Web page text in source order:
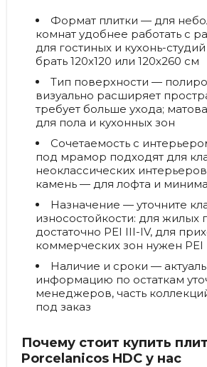
Формат плитки — для
комнат удобнее работать с
для гостиных и кухонь-
брать 120х120 или 120х260 см
Тип поверхности —
визуально расширяет
требует больше ухода;
для пола и кухонных зон
Сочетаемость с
под мрамор подходят для
неоклассических
камень — для лофта и
Назначение — уточните
износостойкости: для
достаточно PEI III-IV, для
коммерческих зон нужен PEI
Наличие и сроки —
информацию по остаткам
менеджеров, часть
под заказ
Почему стоит купить
Porcelanicos HDC у нас